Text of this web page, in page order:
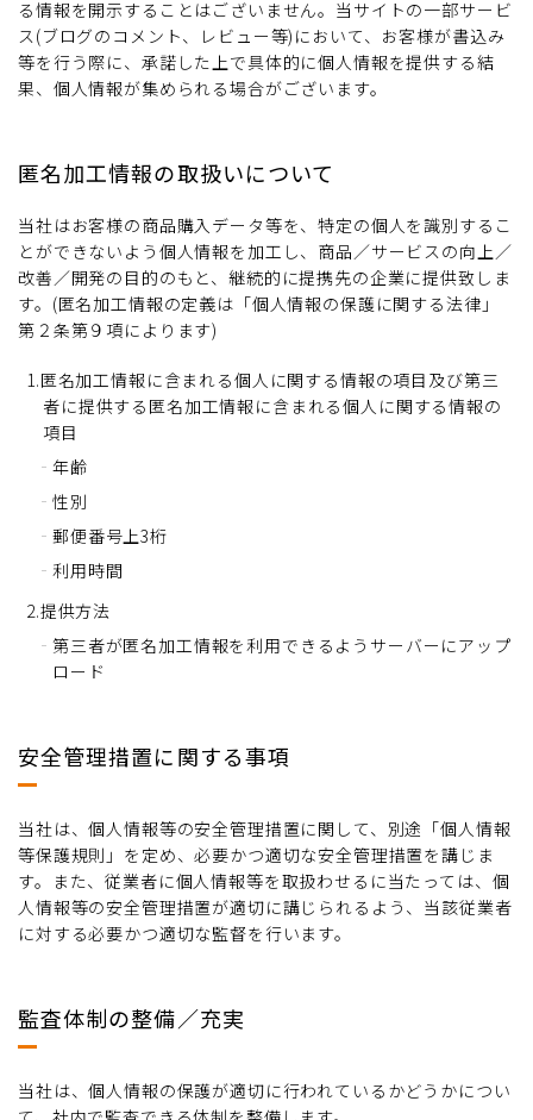
る情報を開示することはございません。当サイトの一部サービ
ス(ブログのコメント、レビュー等)において、お客様が書込み
等を行う際に、承諾した上で具体的に個人情報を提供する結
果、個人情報が集められる場合がございます。
匿名加工情報の取扱いについて
当社はお客様の商品購入データ等を、特定の個人を識別するこ
とができないよう個人情報を加工し、商品／サービスの向上／
改善／開発の目的のもと、継続的に提携先の企業に提供致しま
す。(匿名加工情報の定義は「個人情報の保護に関する法律」
第２条第９項によります)
1.匿名加工情報に含まれる個人に関する情報の項目及び第三
者に提供する匿名加工情報に含まれる個人に関する情報の
項目
年齢
性別
郵便番号上3桁
利用時間
2.提供方法
第三者が匿名加工情報を利用できるようサーバーにアップ
ロード
安全管理措置に関する事項
当社は、個人情報等の安全管理措置に関して、別途「個人情報
等保護規則」を定め、必要かつ適切な安全管理措置を講じま
す。また、従業者に個人情報等を取扱わせるに当たっては、個
人情報等の安全管理措置が適切に講じられるよう、当該従業者
に対する必要かつ適切な監督を行います。
監査体制の整備／充実
当社は、個人情報の保護が適切に行われているかどうかについ